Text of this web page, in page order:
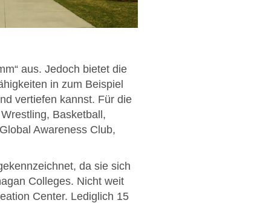
aus. Jedoch bietet die
in zum Beispiel
vertiefen kannst. Für die
Basketball,
Awareness Club,
da sie sich
Colleges. Nicht weit
Center. Lediglich 15